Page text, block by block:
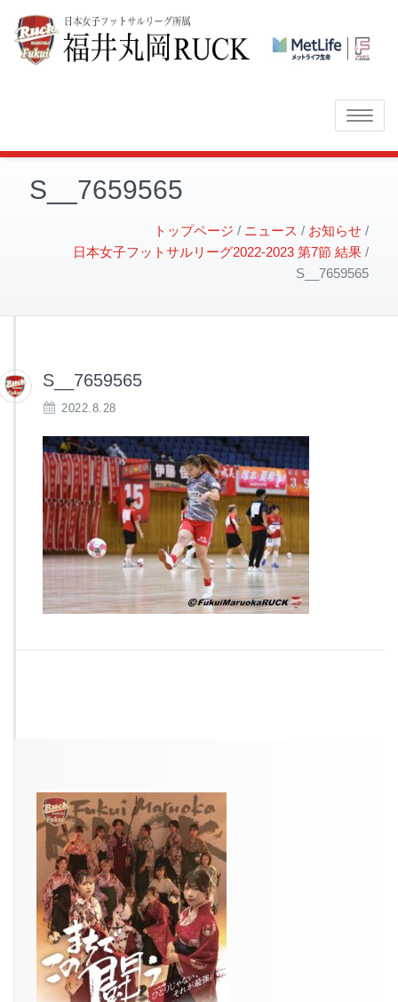
Toggle
S__7659565
トップページ ニュース
お知らせ
日本女子フットサルリーグ2022-2023 第7節 結果
S__7659565
S__7659565
2022.8.28